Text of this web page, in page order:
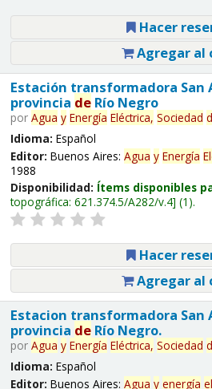
Hacer
Agregar al
Estación transformadora San
provincia deRío Negro
por Agua y Energía Eléctrica, Sociedad
Idioma: Español
Editor: Buenos Aires: Agua y Energía
1988
Disponibilidad: Ítems disponibles
topográfica: 621.374.5/A282/v.4 (1).
Hacer
Agregar al
Estacion transformadora San
provincia deRío Negro.
por Agua y Energía Eléctrica, Sociedad
Idioma: Español
Editor: Buenos Aires: Agua y energía